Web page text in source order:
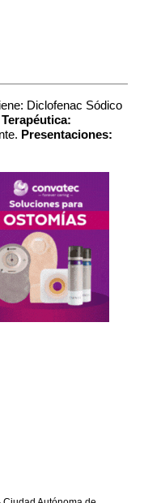
Diclofenac Sódico
Presentaciones: